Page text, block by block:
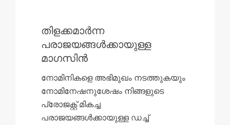
തിളക്കമാർന്ന
പരാജയങ്ങൾക്കായുള്ള
മാഗസിൻ
നോമിനികളെ അഭിമുഖം നടത്തുകയും
നോമിനേഷനുശേഷം നിങ്ങളുടെ
പ്രോജക്റ്റ് മികച്ച
പരാജയങ്ങൾക്കായുള്ള ഡച്ച്